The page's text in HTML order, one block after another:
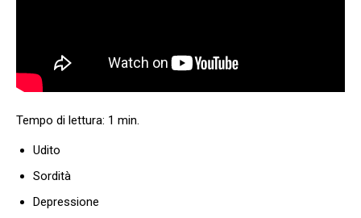
Udito
Sordità
Depressione